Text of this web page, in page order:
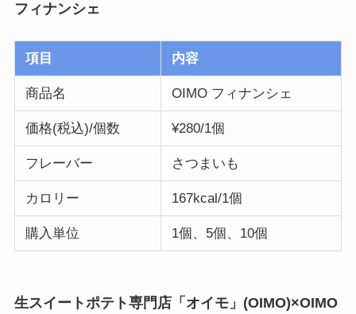
フィナンシェ
項目 内容
商品名 OIMO フィナンシェ
価格(税込)/個数 ¥280/1個
フレーバー さつまいも
カロリー 167kcal/1個
購入単位 1個、5個、10個
生スイートポテト専門店「オイモ」(OIMO)×OIMO